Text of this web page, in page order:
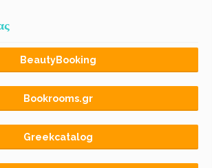
BeautyBooking
Bookrooms.gr
Greekcatalog